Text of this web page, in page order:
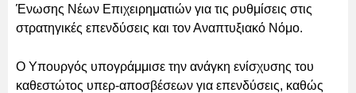
Ένωσης Νέων Επιχειρηματιών για τις ρυθμίσεις στις
στρατηγικές επενδύσεις και τον Αναπτυξιακό Νόμο.
Ο Υπουργός υπογράμμισε την ανάγκη ενίσχυσης του
καθεστώτος υπερ-αποσβέσεων για επενδύσεις, καθώς